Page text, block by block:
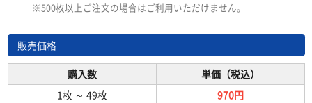
※500枚以上ご注文の場合はご利用いただけません。
販売価格
購入数
単価（税込）
1枚 ～ 49枚
970円